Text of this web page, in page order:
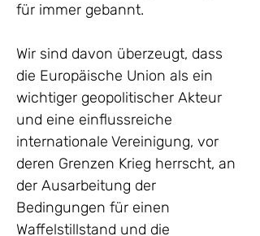
für immer gebannt.
Wir sind davon überzeugt, dass
die Europäische Union als ein
wichtiger geopolitischer Akteur
und eine einflussreiche
internationale Vereinigung, vor
deren Grenzen Krieg herrscht, an
der Ausarbeitung der
Bedingungen für einen
Waffelstillstand und die